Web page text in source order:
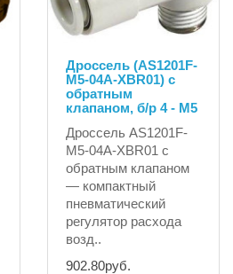
Дроссель (AS1201F-
M5-04A-XBR01) с
обратным
клапаном, б/р 4 - М5
Дроссель AS1201F-
M5-04A-XBR01 с
обратным клапаном
— компактный
пневматический
регулятор расхода
возд..
902.80руб.